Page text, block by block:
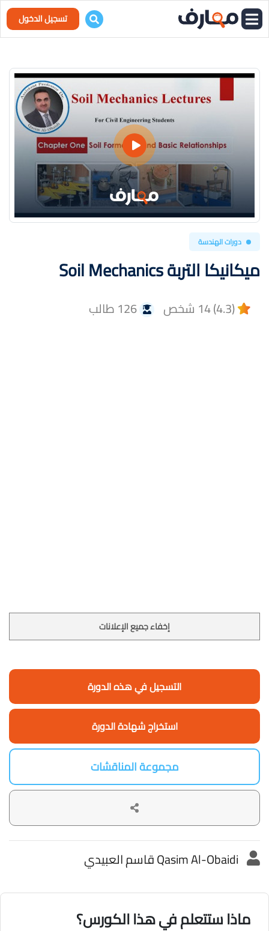
تسجيل الدخول
دورات الهندسة
ميكانيكا التربة Soil Mechanics
(4.3) 14 شخص 126 طالب
إخفاء جميع الإعلانات
التسجيل في هذه الدورة
استخراج شهادة الدورة
مجموعة المناقشات
Qasim Al-Obaidi قاسم العبيدي
ماذا ستتعلم في هذا الكورس؟